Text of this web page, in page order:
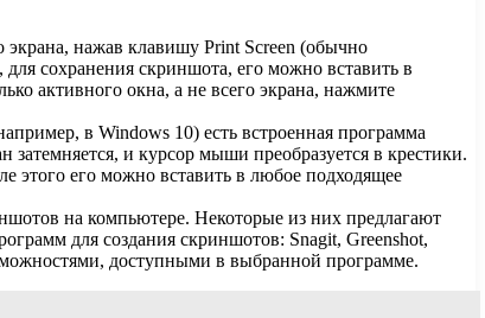
нажав клавишу Print Screen (обычно
сохранения скриншота, его можно вставить в
активного окна, а не всего экрана, нажмите
в Windows 10) есть встроенная программа
и курсор мыши преобразуется в крестики.
этого его можно вставить в любое подходящее
на компьютере. Некоторые из них предлагают
для создания скриншотов: Snagit, Greenshot,
доступными в выбранной программе.